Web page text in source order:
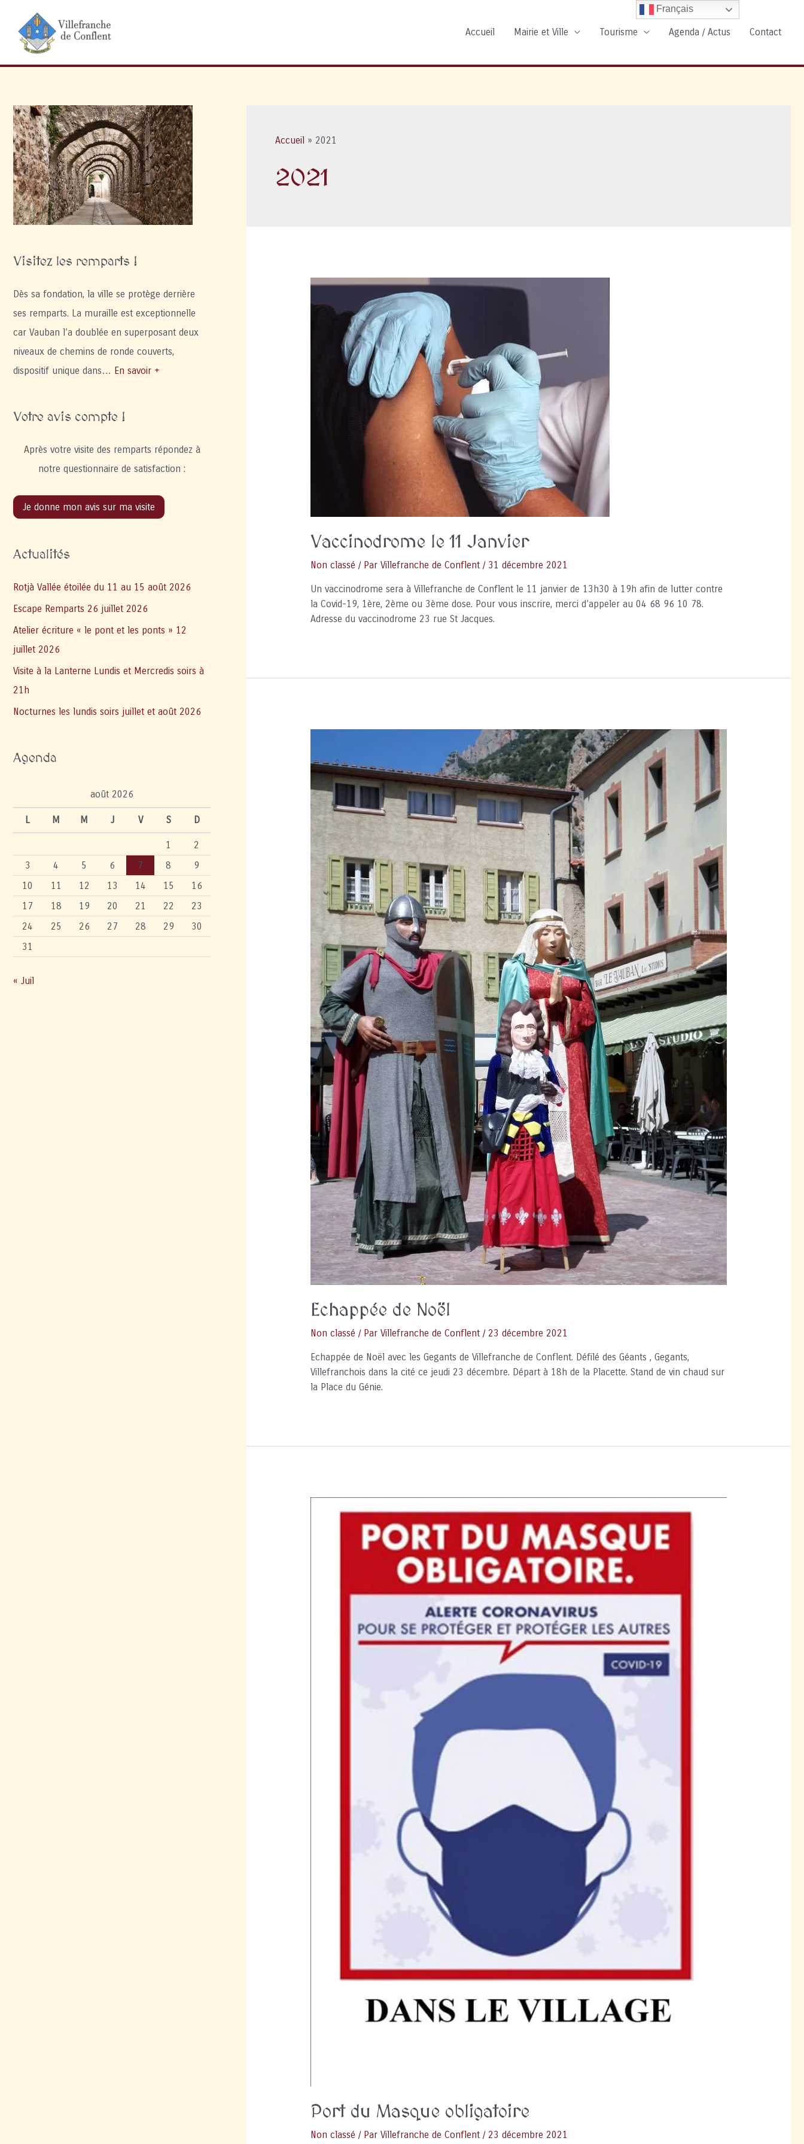
contenu
Accueil Mairie et Ville Tourisme Agenda / Actus Contact
Visitez les remparts !
Dès sa fondation, la ville se protège derrière
ses remparts. La muraille est exceptionnelle
car Vauban l’a doublée en superposant deux
niveaux de chemins de ronde couverts,
dispositif unique dans… En savoir +
Votre avis compte !
Après votre visite des remparts répondez à
notre questionnaire de satisfaction :
Je donne mon avis sur ma visite
Actualités
Rotjà Vallée étoilée du 11 au 15 août 2026
Escape Remparts 26 juillet 2026
Atelier écriture « le pont et les ponts » 12
juillet 2026
Visite à la Lanterne Lundis et Mercredis soirs à
21h
Nocturnes les lundis soirs juillet et août 2026
Agenda
août 2026
L M M J V S D
1
2
3
4 5 6 7 8
9
10
11 12 13 14 15
16
17
18 19 20 21 22
23
24
25 26 27 28 29
30
31
« Juil
Accueil 2021
2021
Vaccinodrome le 11 Janvier
Non classé / Par Villefranche de Conflent / 31 décembre 2021
Un vaccinodrome sera à Villefranche de Conflent le 11 janvier de 13h30 à 19h afin de lutter contre
la Covid-19, 1ère, 2ème ou 3ème dose. Pour vous inscrire, merci d’appeler au 04 68 96 10 78.
Adresse du vaccinodrome 23 rue St Jacques.
Echappée de Noël
Non classé / Par Villefranche de Conflent / 23 décembre 2021
Echappée de Noël avec les Gegants de Villefranche de Conflent. Défilé des Géants , Gegants,
Villefranchois dans la cité ce jeudi 23 décembre. Départ à 18h de la Placette. Stand de vin chaud sur
la Place du Génie.
Port du Masque obligatoire
Non classé / Par Villefranche de Conflent / 23 décembre 2021
Français